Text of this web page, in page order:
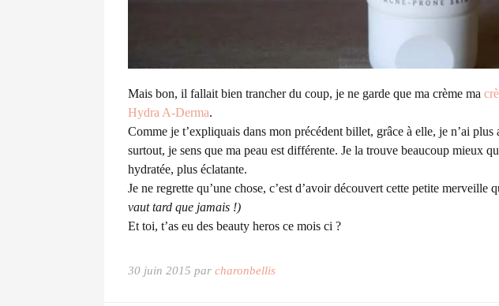
Mais bon, il fallait bien trancher du coup, je ne garde que ma crème ma
Hydra A-Derma.
Comme je t’expliquais dans mon précédent billet, grâce à elle, je n’ai plus
surtout, je sens que ma peau est différente. Je la trouve beaucoup mieux
hydratée, plus éclatante.
Je ne regrette qu’une chose, c’est d’avoir découvert cette petite merveille
vaut tard que jamais !)
Et toi, t’as eu des beauty heros ce mois ci ?
30 juin 2015 par charonbellis